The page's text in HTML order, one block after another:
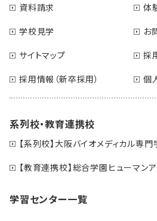
資料請求
体
学校見学
お
サイトマップ
採
採用情報（新卒採用）
個
系列校・教育連携校
【系列校】大阪バイオメディカル専門
【教育連携校】総合学園ヒューマン
学習センター一覧